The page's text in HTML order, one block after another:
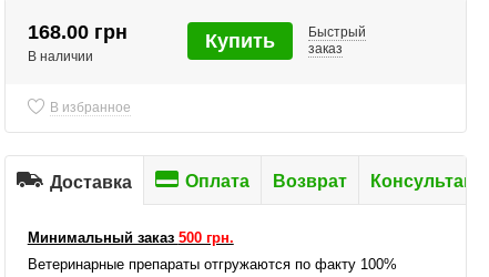
168.00 грн
В наличии
Купить
Быстрый
заказ
В избранное
Доставка Оплата Возврат
Минимальный заказ 500 грн.
Ветеринарные препараты отгружаются по факту 100%